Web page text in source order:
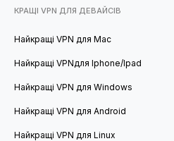
КРАЩІ VPN ДЛЯ ДЕВАЙСІВ
Найкращі VPN для Mac
Найкращі VPNдля Iphone/Ipad
Найкращі VPN для Windows
Найкращі VPN для Android
Найкращі VPN для Linux